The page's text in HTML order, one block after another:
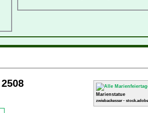
Marienstatue
zwiebackesser -